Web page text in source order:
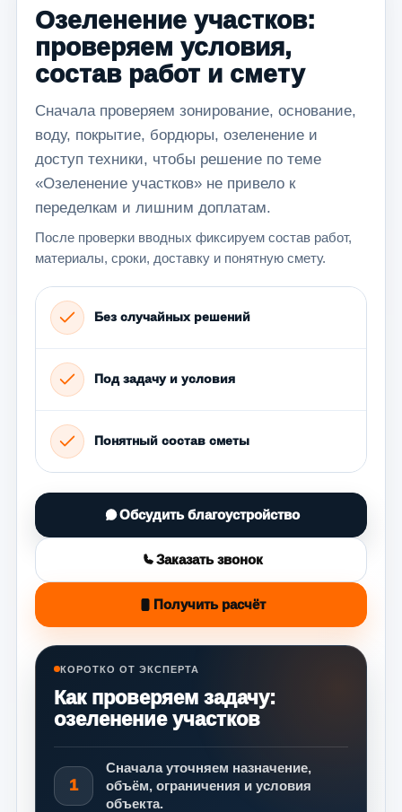
Озеленение участков:
проверяем условия,
состав работ и смету
Сначала проверяем зонирование, основание,
воду, покрытие, бордюры, озеленение и
доступ техники, чтобы решение по теме
«Озеленение участков» не привело к
переделкам и лишним доплатам.
После проверки вводных фиксируем состав работ,
материалы, сроки, доставку и понятную смету.
Без случайных решений
Под задачу и условия
Понятный состав сметы
Обсудить благоустройство
Заказать звонок
Получить расчёт
КОРОТКО ОТ ЭКСПЕРТА
Как проверяем задачу:
озеленение участков
1
Сначала уточняем назначение,
объём, ограничения и условия
объекта.